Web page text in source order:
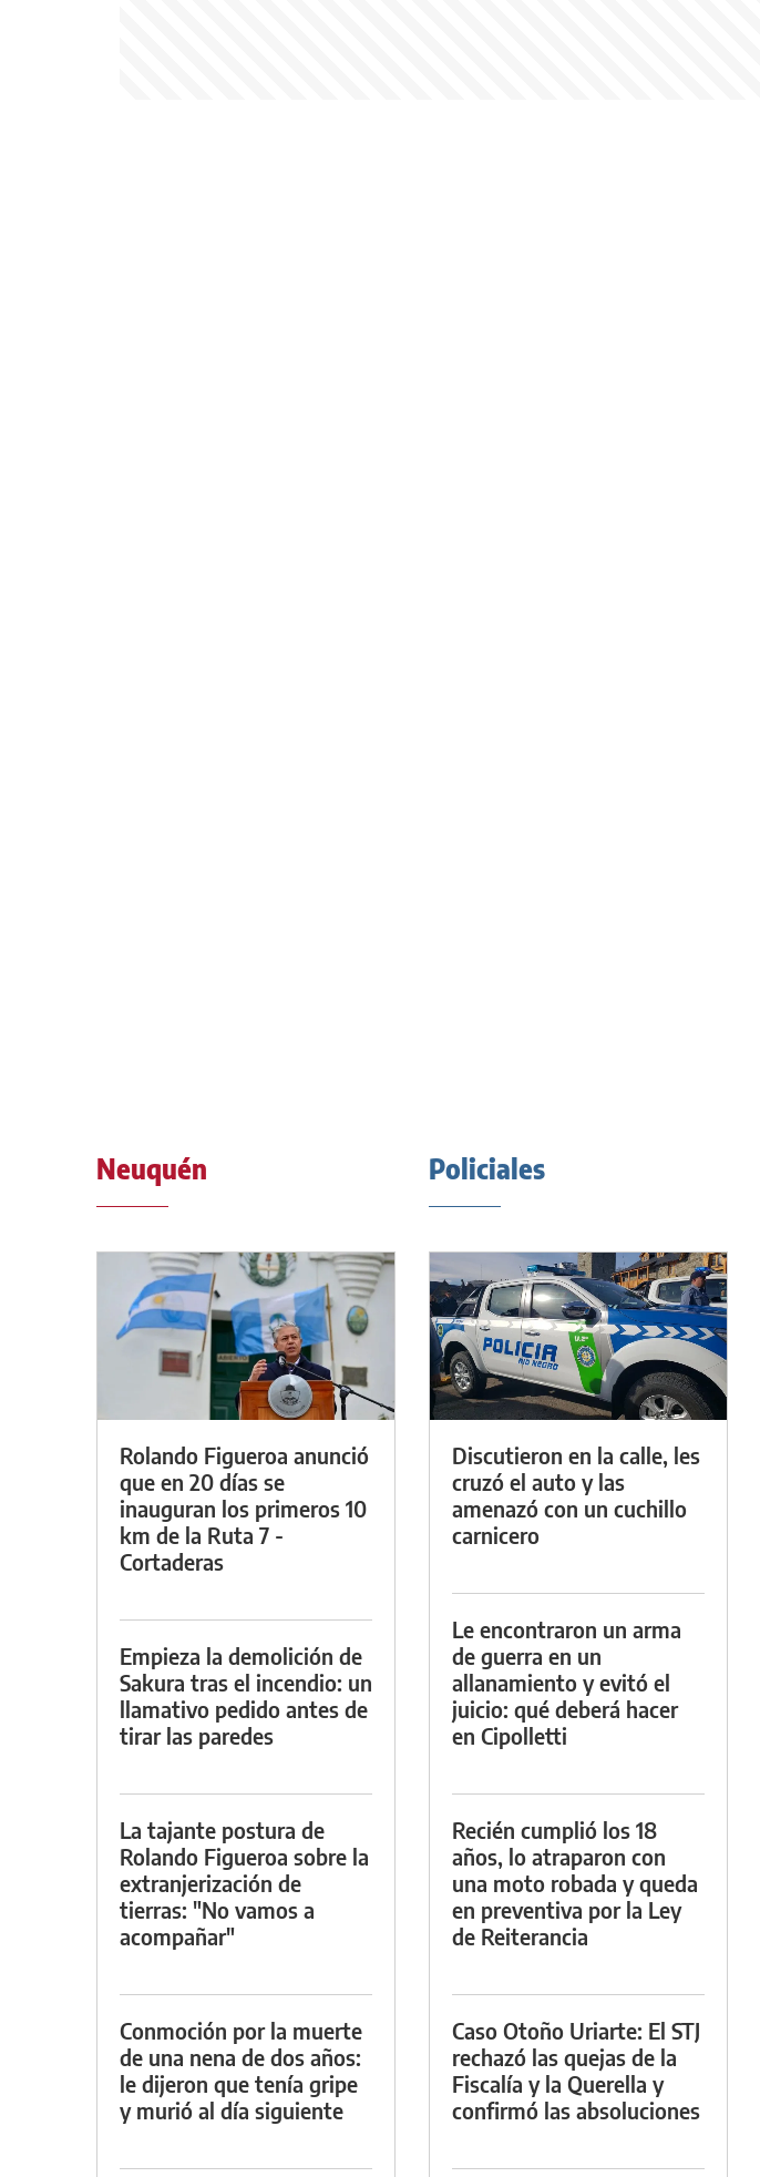
Neuquén
Rolando Figueroa anunció
que en 20 días se
inauguran los primeros 10
km de la Ruta 7 -
Cortaderas
Empieza la demolición de
Sakura tras el incendio: un
llamativo pedido antes de
tirar las paredes
La tajante postura de
Rolando Figueroa sobre la
extranjerización de
tierras: "No vamos a
acompañar"
Conmoción por la muerte
de una nena de dos años:
le dijeron que tenía gripe
y murió al día siguiente
Policiales
Discutieron en la calle, les
cruzó el auto y las
amenazó con un cuchillo
carnicero
Le encontraron un arma
de guerra en un
allanamiento y evitó el
juicio: qué deberá hacer
en Cipolletti
Recién cumplió los 18
años, lo atraparon con
una moto robada y queda
en preventiva por la Ley
de Reiterancia
Caso Otoño Uriarte: El STJ
rechazó las quejas de la
Fiscalía y la Querella y
confirmó las absoluciones